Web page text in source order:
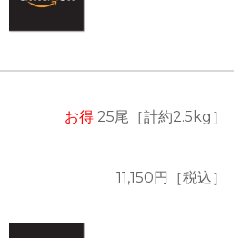
お得 25尾 ［計約2.5kg］
11,150円［税込］